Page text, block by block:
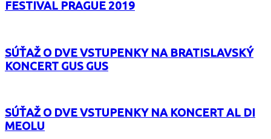
FESTIVAL PRAGUE 2019
SÚŤAŽ O DVE VSTUPENKY NA BRATISLAVSKÝ
KONCERT GUS GUS
SÚŤAŽ O DVE VSTUPENKY NA KONCERT AL DI
MEOLU